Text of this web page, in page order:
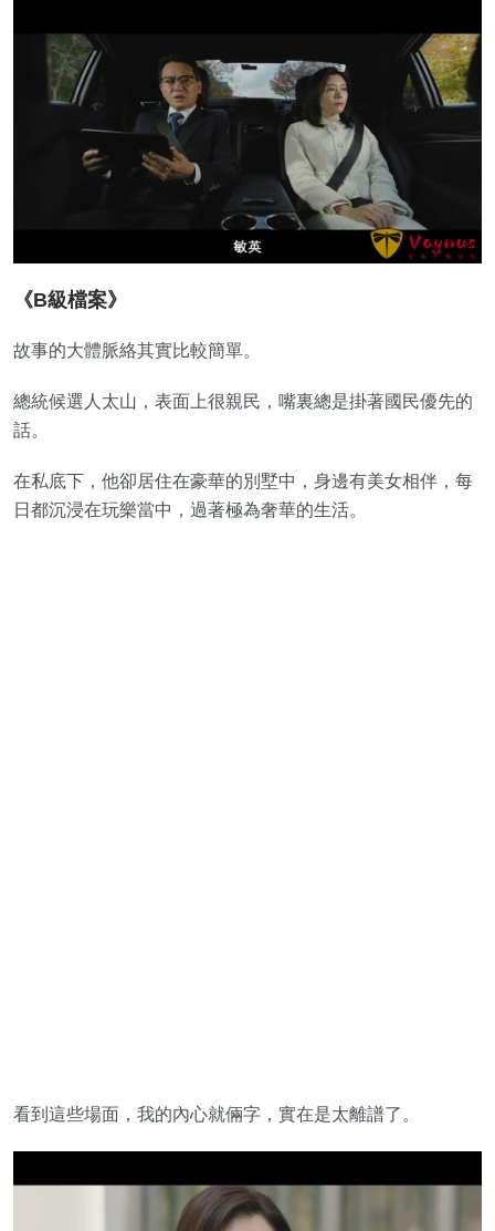
《B級檔案》
故事的大體脈絡其實比較簡單。
總統候選人太山，表面上很親民，嘴裏總是掛著國民優先的
話。
在私底下，他卻居住在豪華的別墅中，身邊有美女相伴，每
日都沉浸在玩樂當中，過著極為奢華的生活。
看到這些場面，我的內心就倆字，實在是太離譜了。